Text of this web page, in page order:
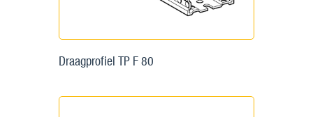
Draagprofiel TP F 80